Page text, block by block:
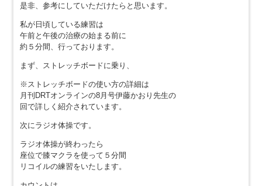
是非、参考にしていただけたらと思います。
私が日頃している練習は
午前と午後の治療の始まる前に
約５分間、行っております。
まず、ストレッチボードに乗り、
※ストレッチボードの使い方の詳細は
月刊DRTオンラインの8月号伊藤かおり先生の
回で詳しく紹介されています。
次にラジオ体操です。
ラジオ体操が終わったら
座位で膝マクラを使って５分間
リコイルの練習をいたします。